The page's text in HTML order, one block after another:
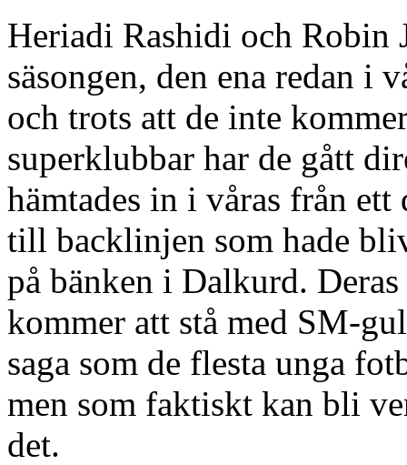
Heriadi Rashidi och Robin
säsongen, den ena redan i
och trots att de inte
superklubbar har de gått
hämtades in i våras från
till backlinjen som hade
på bänken i Dalkurd.
kommer att stå med SM-
saga som de flesta unga
men som faktiskt kan bli
det.